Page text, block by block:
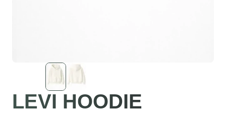
LEVI HOODIE